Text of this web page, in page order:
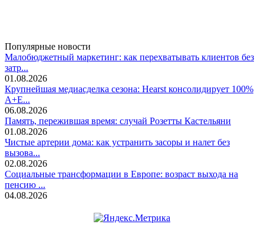
Популярные новости
Малобюджетный маркетинг: как перехватывать клиентов без
затр...
01.08.2026
Крупнейшая медиасделка сезона: Hearst консолидирует 100%
A+E...
06.08.2026
Память, пережившая время: случай Розетты Кастельяни
01.08.2026
Чистые артерии дома: как устранить засоры и налет без
вызова...
02.08.2026
Социальные трансформации в Европе: возраст выхода на
пенсию ...
04.08.2026